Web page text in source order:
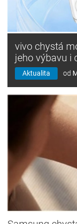
vivo chystá
jeho výbavu i
Aktualita od